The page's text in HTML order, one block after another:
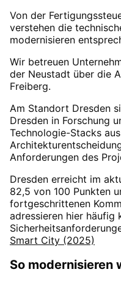
Von der
verstehen die
modernisieren
Wir betreuen
der Neustadt über die
Freiberg.
Am Standort Dresden
Dresden in Forschung
Technologie-Stacks
Anforderungen des
Dresden erreicht im
82,5 von 100 Punkten
fortgeschrittenen
adressieren hier häufig
Smart City (2025)
So modernisieren